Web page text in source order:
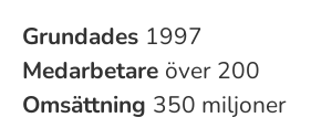
Grundades 1997
Medarbetare över 200
Omsättning 350 miljoner